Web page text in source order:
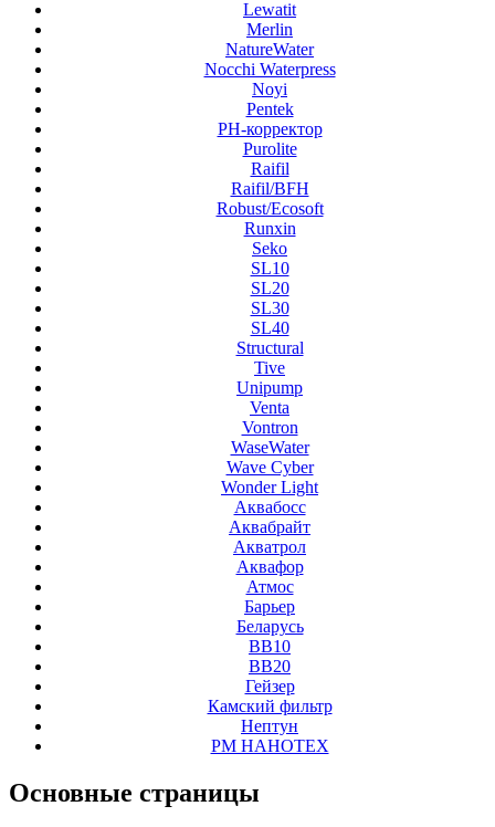
Lewatit
Merlin
NatureWater
Nocchi Waterpress
Noyi
Pentek
PH-корректор
Purolite
Raifil
Raifil/BFH
Robust/Ecosoft
Runxin
Seko
SL10
SL20
SL30
SL40
Structural
Tive
Unipump
Venta
Vontron
WaseWater
Wave Cyber
Wonder Light
Аквабосс
Аквабрайт
Акватрол
Аквафор
Атмос
Барьер
Беларусь
ВВ10
ВВ20
Гейзер
Камский фильтр
Нептун
РМ НАНОТЕХ
Основные страницы